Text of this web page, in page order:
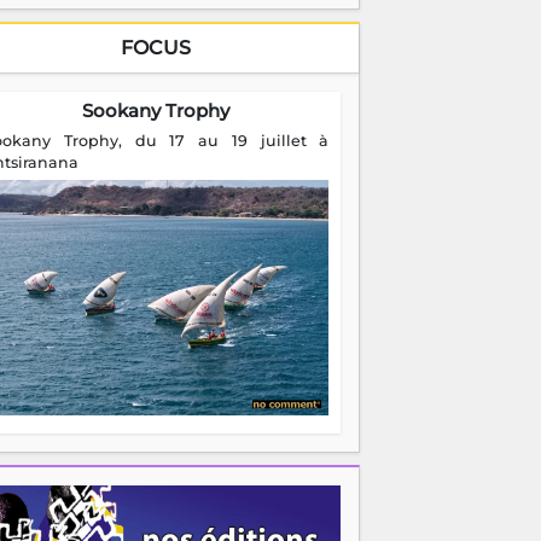
FOCUS
Sookany Trophy
Trophy, du 17 au 19 juillet à